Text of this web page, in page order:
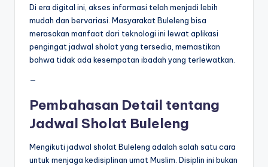
Di era digital ini, akses informasi telah menjadi lebih
mudah dan bervariasi. Masyarakat Buleleng bisa
merasakan manfaat dari teknologi ini lewat aplikasi
pengingat jadwal sholat yang tersedia, memastikan
bahwa tidak ada kesempatan ibadah yang terlewatkan.
—
Pembahasan Detail tentang
Jadwal Sholat Buleleng
Mengikuti jadwal sholat Buleleng adalah salah satu cara
untuk menjaga kedisiplinan umat Muslim. Disiplin ini bukan